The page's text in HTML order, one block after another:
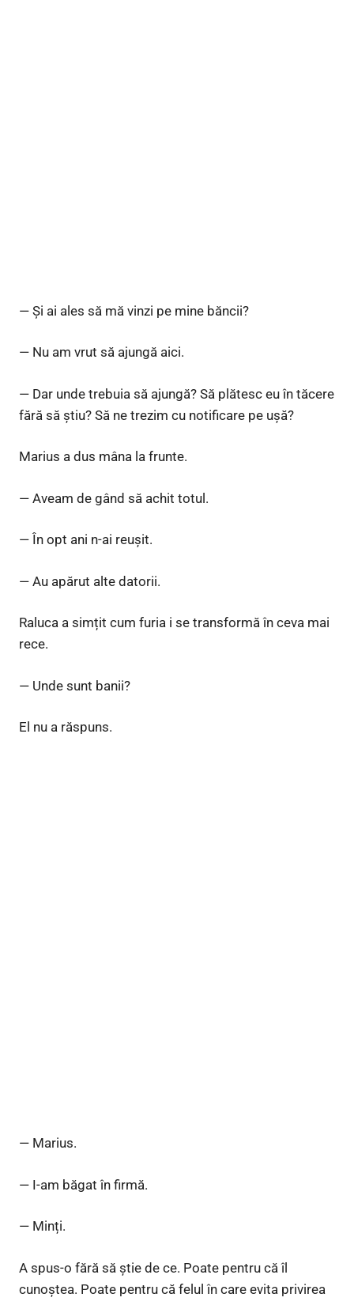
— Și ai ales să mă vinzi pe mine băncii?
— Nu am vrut să ajungă aici.
— Dar unde trebuia să ajungă? Să plătesc eu în tăcere
fără să știu? Să ne trezim cu notificare pe ușă?
Marius a dus mâna la frunte.
— Aveam de gând să achit totul.
— În opt ani n-ai reușit.
— Au apărut alte datorii.
Raluca a simțit cum furia i se transformă în ceva mai
rece.
— Unde sunt banii?
El nu a răspuns.
— Marius.
— I-am băgat în firmă.
— Minți.
A spus-o fără să știe de ce. Poate pentru că îl
cunoștea. Poate pentru că felul în care evita privirea